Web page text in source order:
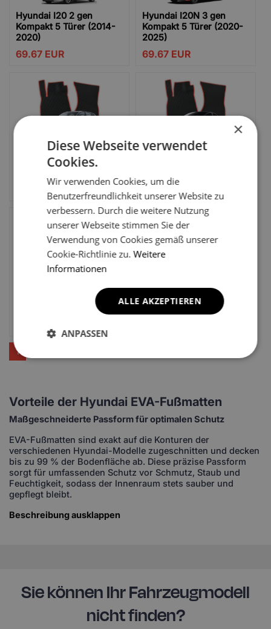
Hyundai I20 2 gen
Kompakt 5 Türer (2014-
2020)
69.67 EUR
Hyundai I20N 3 gen
Kompakt 5 Türer (2020-
2025)
69.67 EUR
Hyundai I30 FD 1 gen
Kompakt 5 Türer (2007-
Hyundai I30 GD 2 gen
69.67
Hyundai I30N N sport
version 3 gen Kompakt 5
Hyundai I30 Fastback
PDE 3 gen LIftback
(2016-2025)
1
Vorteile der Hyundai EVA-Fußmatten
Maßgeschneiderte Passform für optimalen Schutz
EVA-Fußmatten sind exakt auf die Konturen der
verschiedenen Hyundai-Modelle zugeschnitten und decken
bis zu 99 % der Bodenfläche ab. Diese präzise Passform
sorgt für umfassenden Schutz vor Schmutz, Staub und
Feuchtigkeit, sodass der Innenraum stets sauber und
gepflegt bleibt.
Beschreibung ausklappen
Sie können Ihr Fahrzeugmodell
nicht finden?
×
Diese Webseite verwendet
Cookies.
Wir verwenden Cookies, um die
Benutzerfreundlichkeit unserer Website zu
verbessern. Durch die weitere Nutzung
unserer Webseite stimmen Sie der
Verwendung von Cookies gemäß unserer
Cookie-Richtlinie zu.Weitere
Informationen
ALLE AKZEPTIEREN
ANPASSEN